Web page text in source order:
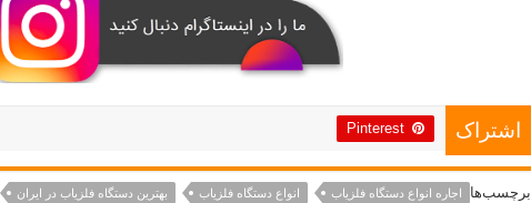
اشتراک Pinterest
برچسب‌ها اجاره انواع دستگاه فلزیاب انواع دستگاه فلزیاب بهترین دستگاه فلزیاب در ایران